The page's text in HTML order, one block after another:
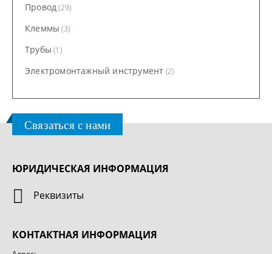
Провод (29)
Клеммы (3)
Трубы (1)
Электромонтажный инструмент (2)
Связаться с нами
ЮРИДИЧЕСКАЯ ИНФОРМАЦИЯ
Реквизиты
КОНТАКТНАЯ ИНФОРМАЦИЯ